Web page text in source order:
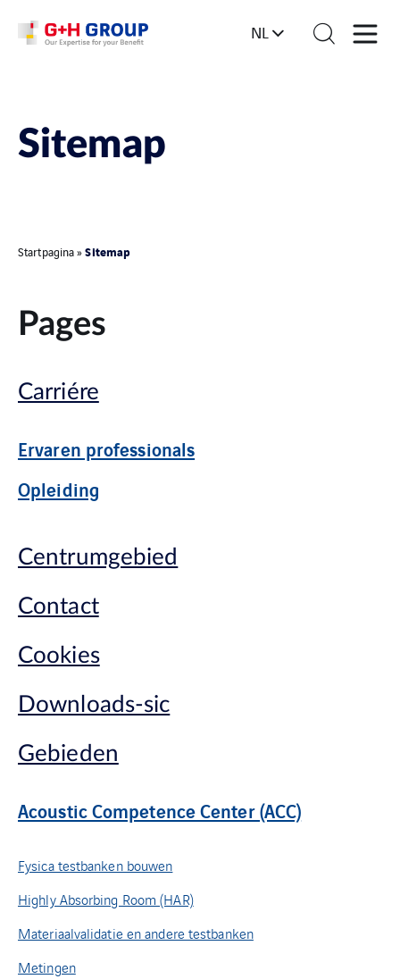
NL
Sitemap
Startpagina»Sitemap
Pages
Carriére
Ervaren professionals
Opleiding
Centrumgebied
Contact
Cookies
Downloads-sic
Gebieden
Acoustic Competence Center (ACC)
Fysica testbanken bouwen
Highly Absorbing Room (HAR)
Materiaalvalidatie en andere testbanken
Metingen